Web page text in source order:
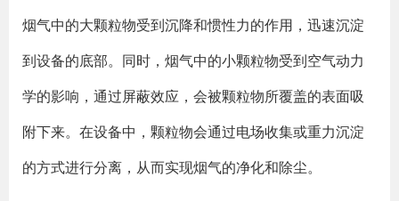
烟气中的大颗粒物受到沉降和惯性力的作用，迅速沉淀
到设备的底部。同时，烟气中的小颗粒物受到空气动力
学的影响，通过屏蔽效应，会被颗粒物所覆盖的表面吸
附下来。在设备中，颗粒物会通过电场收集或重力沉淀
的方式进行分离，从而实现烟气的净化和除尘。